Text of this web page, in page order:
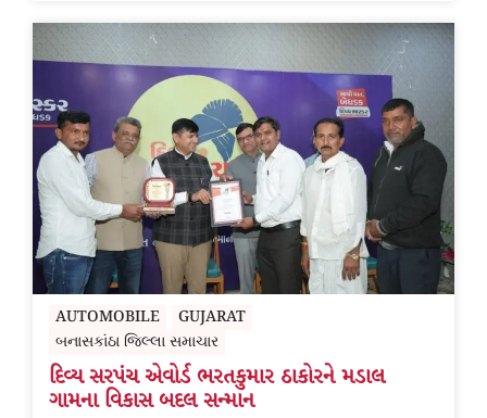
AUTOMOBILE
GUJARAT
બનાસકાંઠા જિલ્લા સમાચાર
દિવ્ય સરપંચ એવોર્ડ ભરતકુમાર ઠાકોરને મડાલ
ગામના વિકાસ બદલ સન્માન